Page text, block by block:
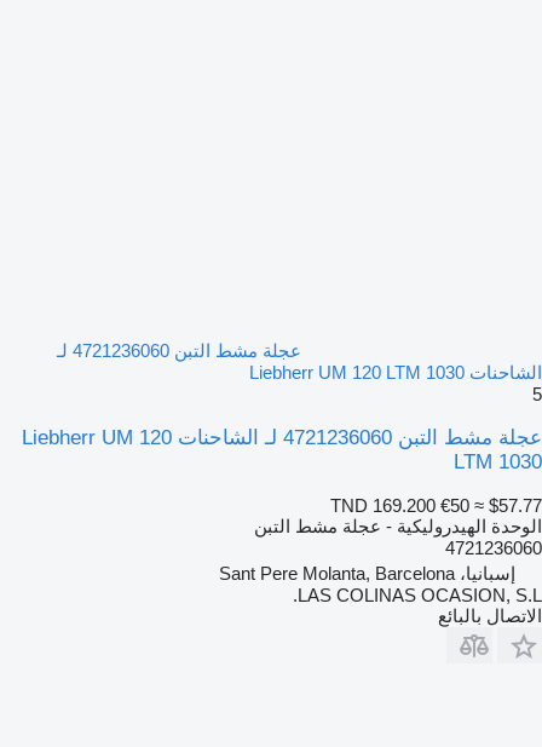
عجلة مشط التبن 4721236060 لـ
الشاحنات Liebherr UM 120 LTM 1030
5
عجلة مشط التبن 4721236060 لـ الشاحنات Liebherr UM 120
LTM 1030
TND 169.200 €50 ≈ $57.77
الوحدة الهيدروليكية - عجلة مشط التبن
4721236060
إسبانيا، Sant Pere Molanta, Barcelona
LAS COLINAS OCASION, S.L.
الاتصال بالبائع